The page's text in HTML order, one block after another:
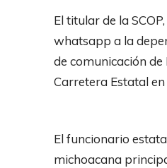
El titular de la
whatsapp a la
de comunicación
Carretera Estatal
El funcionario
michoacana